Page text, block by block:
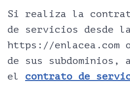
Si realiza la
de servicios desde
https://enlacea.com
de sus subdominios,
el contrato de